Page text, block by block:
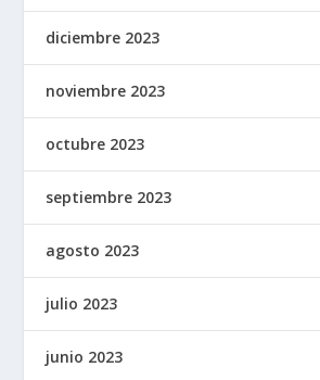
diciembre 2023
noviembre 2023
octubre 2023
septiembre 2023
agosto 2023
julio 2023
junio 2023